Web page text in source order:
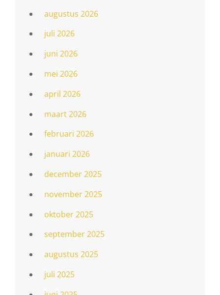
augustus 2026
juli 2026
juni 2026
mei 2026
april 2026
maart 2026
februari 2026
januari 2026
december 2025
november 2025
oktober 2025
september 2025
augustus 2025
juli 2025